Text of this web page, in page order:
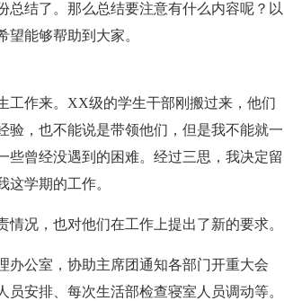
结了。那么总结要注意有什么内容呢？以
能够帮助到大家。
工作来。XX级的学生干部刚搬过来，他们
验，也不能说是带领他们，但是我不能就一
些曾经没遇到的困难。经过三思，我决定留
学期的工作。
况，也对他们在工作上提出了新的要求。
办公室，协助主席团通知各部门开重大会
安排、每次生活部检查寝室人员调动等。